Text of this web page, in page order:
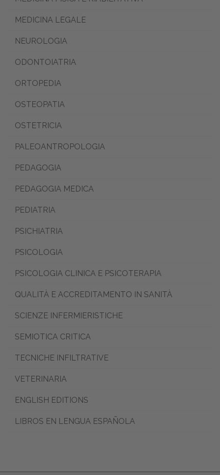
MEDICINA LEGALE
NEUROLOGIA
ODONTOIATRIA
ORTOPEDIA
OSTEOPATIA
OSTETRICIA
PALEOANTROPOLOGIA
PEDAGOGIA
PEDAGOGIA MEDICA
PEDIATRIA
PSICHIATRIA
PSICOLOGIA
PSICOLOGIA CLINICA E PSICOTERAPIA
QUALITÀ E ACCREDITAMENTO IN SANITÀ
SCIENZE INFERMIERISTICHE
SEMIOTICA CRITICA
TECNICHE INFILTRATIVE
VETERINARIA
ENGLISH EDITIONS
LIBROS EN LENGUA ESPAÑOLA